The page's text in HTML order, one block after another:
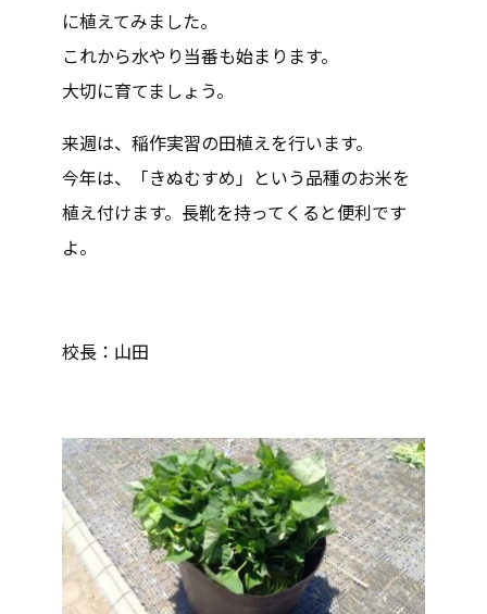
に植えてみました。
これから水やり当番も始まります。
大切に育てましょう。
来週は、稲作実習の田植えを行います。
今年は、「きぬむすめ」という品種のお米を
植え付けます。長靴を持ってくると便利です
よ。
校長：山田